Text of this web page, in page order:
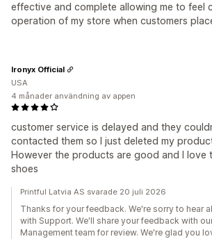
effective and complete allowing me to feel
operation of my store when customers
customer service is delayed and they
contacted them so I just deleted my
However the products are good and I love
shoes
Ironyx Official
USA
4 månader användning av appen
Printful Latvia AS svarade 20 juli 2026
Thanks for your feedback. We're sorry to hear
with Support. We'll share your feedback with
Management team for review. We're glad you